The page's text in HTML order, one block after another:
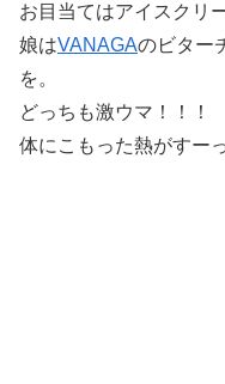
お目当てはアイスクリ
娘はVANAGAのビター
を。
どっちも激ウマ！！！
体にこもった熱がすー